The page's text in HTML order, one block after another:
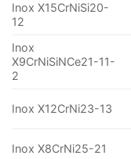
Inox X15CrNiSi20-
12
Inox
X9CrNiSiNCe21-11-
2
Inox X12CrNi23-13
Inox X8CrNi25-21